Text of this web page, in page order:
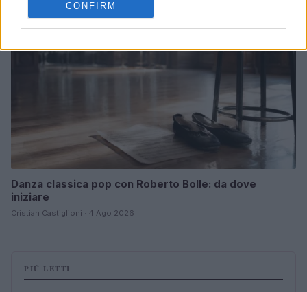
CONFIRM
Danza classica pop con Roberto Bolle: da dove
iniziare
Cristian Castiglioni · 4 Ago 2026
PIÙ LETTI